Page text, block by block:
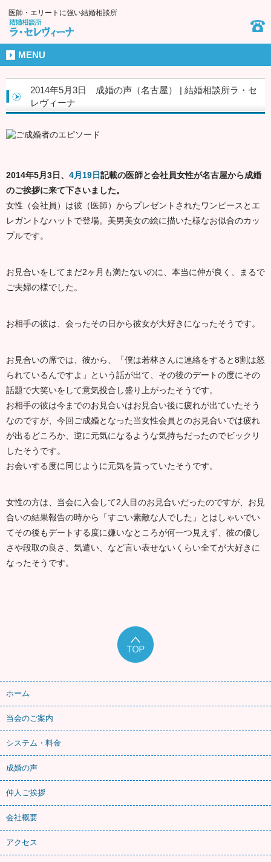
医師・エリートに強い結婚相談所
MENU
2014年5月3日 成婚の声（名古屋） | 結婚相談所ラ・セ
レヴィーナ
2014年5月3日、 4月19日記載の医師と会社員女性が名古屋から成婚
のご挨拶に来て下さいました。
女性（会社員）は彼（医師）からプレゼントされたワンピースとエ
レガントなハットで登場。美男美女の絵に描いた様なお似合のカッ
プルです。
お見合いをしてまだ2ヶ月も満たないのに、本当に仲が良く、まるで
ご夫婦の様でした。
お相手の彼は、会ったその日から彼女が大好きになったそうです。
お見合いの席では、彼から、「僕は若林さんに連絡をすると8割は怒
られているんですよ」という話が出て、その後のデートの度にその
話題で大笑いをして意気投合し盛り上がったそうです。
お相手の彼は今までのお見合いはお見合い後に疲れが出ていたそう
なのですが、今回ご成婚となった当女性会員とのお見合いでは疲れ
が出るどころか、逆に元気になるような気持ちだったのでビックリ
したそうです。
お会いする度に同じように元気を貰っていたそうです。
女性の方は、当会に入会して2人目のお見合いだったのですが、お見
合いの結果報告の時から「すごい素敵な人でした」とはしゃいでい
てその後もデートする度に嫌いなところが何一つ見えず、彼の優し
さや段取の良さ、気遣い、など言い表せないくらい全てが大好きに
なったそうです。
ホーム
当会のご案内
システム・料金
成婚の声
仲人ご挨拶
会社概要
アクセス